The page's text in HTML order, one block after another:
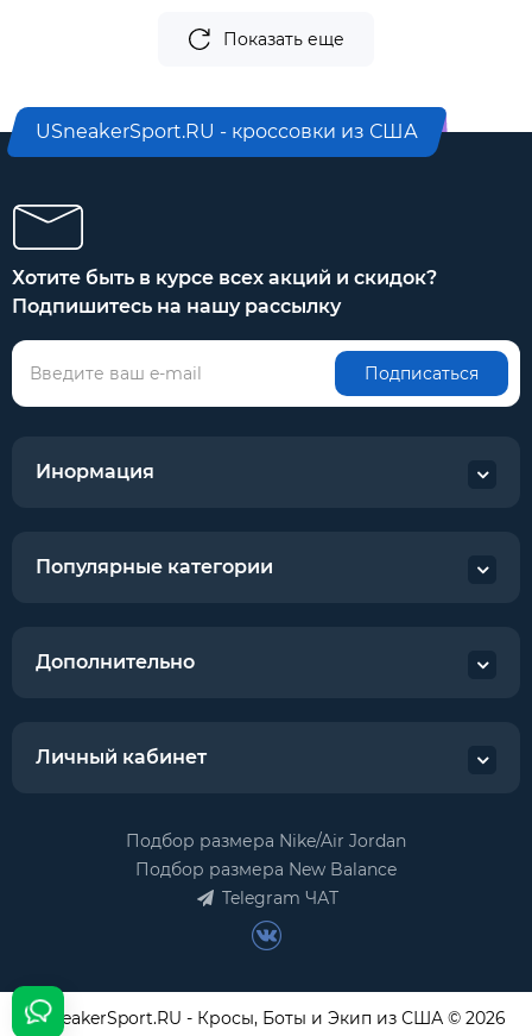
Показать еще
USneakerSport.RU - кроссовки из США
Хотите быть в курсе всех акций и скидок?
Подпишитесь на нашу рассылку
Подписаться
Инормация
Популярные категории
Дополнительно
Личный кабинет
Подбор размера Nike/Air Jordan
Подбор размера New Balance
Telegram ЧАТ
USneakerSport.RU - Кросы, Боты и Экип из США © 2026